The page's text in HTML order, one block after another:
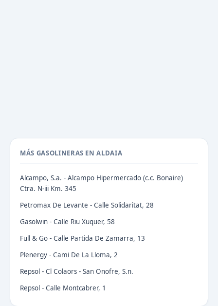
MÁS GASOLINERAS EN ALDAIA
Alcampo, S.a. - Alcampo Hipermercado (c.c. Bonaire)
Ctra. N-iii Km. 345
Petromax De Levante - Calle Solidaritat, 28
Gasolwin - Calle Riu Xuquer, 58
Full & Go - Calle Partida De Zamarra, 13
Plenergy - Cami De La Lloma, 2
Repsol - Cl Colaors - San Onofre, S.n.
Repsol - Calle Montcabrer, 1